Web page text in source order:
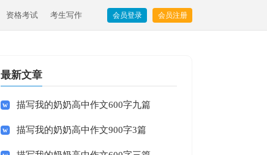
资格考试 考生写作 会员登录 会员注册
最新文章
描写我的奶奶高中作文600字九篇
描写我的奶奶高中作文900字3篇